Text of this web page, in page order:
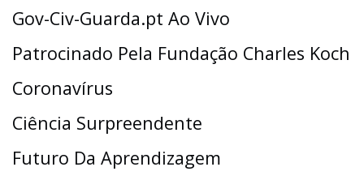
Gov-Civ-Guarda.pt Ao Vivo
Patrocinado Pela Fundação Charles Koch
Coronavírus
Ciência Surpreendente
Futuro Da Aprendizagem